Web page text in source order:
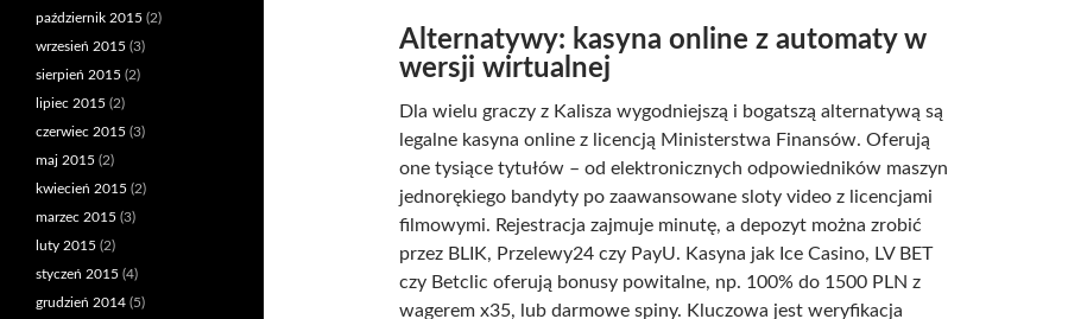
Alternatywy: kasyna online z automaty w
wersji wirtualnej
Dla wielu graczy z Kalisza wygodniejszą i bogatszą alternatywą są
legalne kasyna online z licencją Ministerstwa Finansów. Oferują
one tysiące tytułów – od elektronicznych odpowiedników maszyn
jednorękiego bandyty po zaawansowane sloty video z licencjami
filmowymi. Rejestracja zajmuje minutę, a depozyt można zrobić
przez BLIK, Przelewy24 czy PayU. Kasyna jak Ice Casino, LV BET
czy Betclic oferują bonusy powitalne, np. 100% do 1500 PLN z
wagerem x35, lub darmowe spiny. Kluczowa jest weryfikacja
październik 2015 (2)
wrzesień 2015 (3)
sierpień 2015 (2)
lipiec 2015 (2)
czerwiec 2015 (3)
maj 2015 (2)
kwiecień 2015 (2)
marzec 2015 (3)
luty 2015 (2)
styczeń 2015 (4)
grudzień 2014 (5)